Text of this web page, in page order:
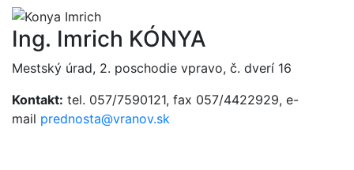
Ing. Imrich KÓNYA
Mestský úrad, 2. poschodie vpravo, č. dverí 16
Kontakt: tel. 057/7590121, fax 057/4422929, e-
mail prednosta@vranov.sk